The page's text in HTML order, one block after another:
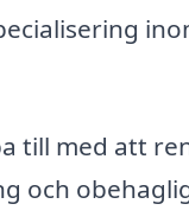
till med att
och